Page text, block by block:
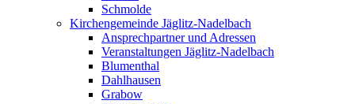
Schmolde
Kirchengemeinde Jäglitz-Nadelbach
Ansprechpartner und Adressen
Veranstaltungen Jäglitz-Nadelbach
Blumenthal
Dahlhausen
Grabow